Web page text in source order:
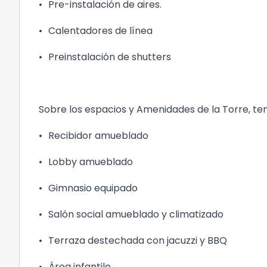
• Pre-instalación de aires.
• Calentadores de línea
• Preinstalación de shutters
Sobre los espacios y Amenidades de la Torre,
• Recibidor amueblado
• Lobby amueblado
• Gimnasio equipado
• Salón social amueblado y climatizado
• Terraza destechada con jacuzzi y BBQ